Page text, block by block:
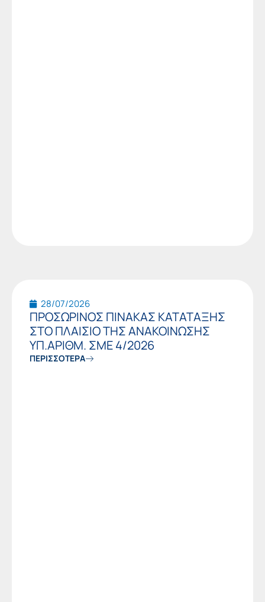
28/07/2026
ΠΡΟΣΩΡΙΝΟΣ ΠΙΝΑΚΑΣ ΚΑΤΑΤΑΞΗΣ
ΣΤΟ ΠΛΑΙΣΙΟ ΤΗΣ ΑΝΑΚΟΙΝΩΣΗΣ
ΥΠ.ΑΡΙΘΜ. ΣΜΕ 4/2026
ΠΕΡΙΣΣΟΤΕΡΑ